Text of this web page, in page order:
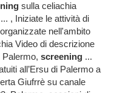
sulla celiachia
... , Iniziate le attività di
nell'ambito
Video di descrizione
screening ...
all’Ersu di Palermo a
Giufrrè su canale